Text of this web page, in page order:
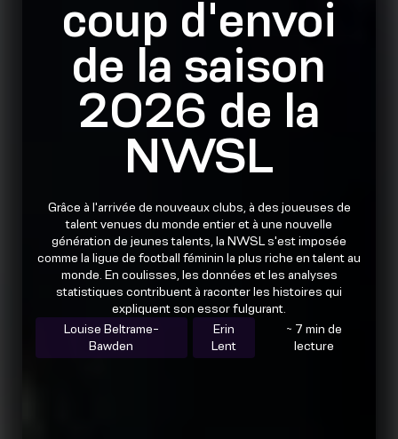
coup d'envoi
de la saison
2026 de la
NWSL
Grâce à l'arrivée de nouveaux clubs, à des joueuses de
talent venues du monde entier et à une nouvelle
génération de jeunes talents, la NWSL s'est imposée
comme la ligue de football féminin la plus riche en talent au
monde. En coulisses, les données et les analyses
statistiques contribuent à raconter les histoires qui
expliquent son essor fulgurant.
Louise Beltrame-
Bawden
Erin
Lent
~ 7 min de
lecture